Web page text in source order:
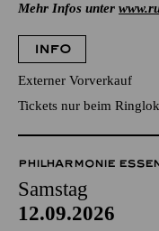
Mehr Infos unter
INFO
Externer Vorverkauf
Tickets nur beim
PHILHARMONIE
Samstag
12.09.2026